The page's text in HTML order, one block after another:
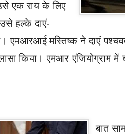
एक राय के लिए
हल्के दाएं-
एमआरआई मस्तिष्क ने दाएं
किया। एमआर एंजियोग्राम में
बात